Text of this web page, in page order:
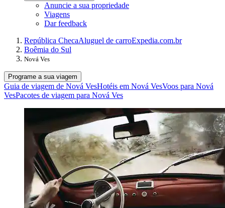
Anuncie a sua propriedade
Viagens
Dar feedback
República ChecaAluguel de carroExpedia.com.br
Boêmia do Sul
Nová Ves
Programe a sua viagem
Guia de viagem de Nová VesHotéis em Nová VesVoos para Nová
VesPacotes de viagem para Nová Ves